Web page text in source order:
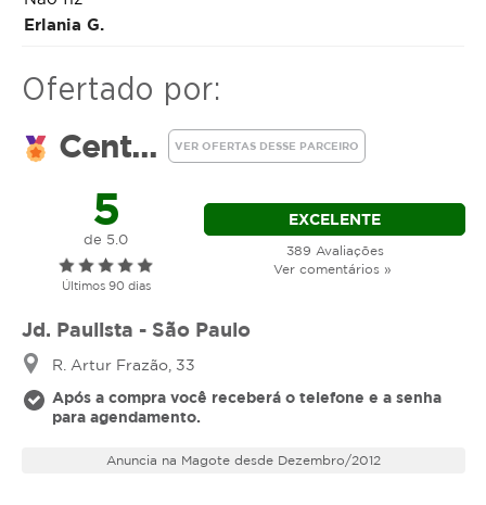
visualização do profissional.
Procedimento de higienizaçãona face, com
extração manual e ou sucção de comedões
(cravos) e assepsia
Erlania G.
Ofertado por:
Cent... VER OFERTAS DESSE PARCEIRO
5
de 5.0
Últimos 90 dias
EXCELENTE
389 Avaliações
Ver comentários »
Jd. Paulista - São Paulo
R. Artur Frazão, 33
Após a compra você receberá o telefone e a senha
para agendamento.
Anuncia na Magote desde Dezembro/2012